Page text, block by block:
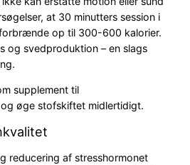
at 30 minutters session i
op til 300-600 kalorier.
og svedproduktion – en slags
supplement til
øge stofskiftet midlertidigt.
reducering af stresshormonet